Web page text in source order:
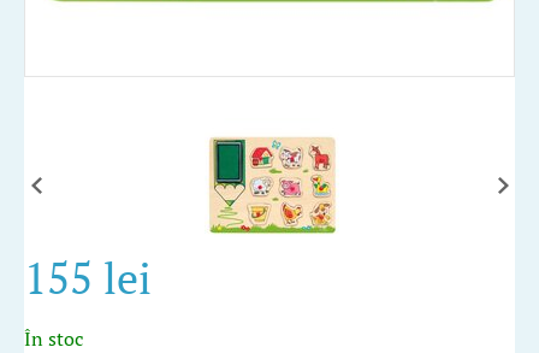
155 lei
În stoc